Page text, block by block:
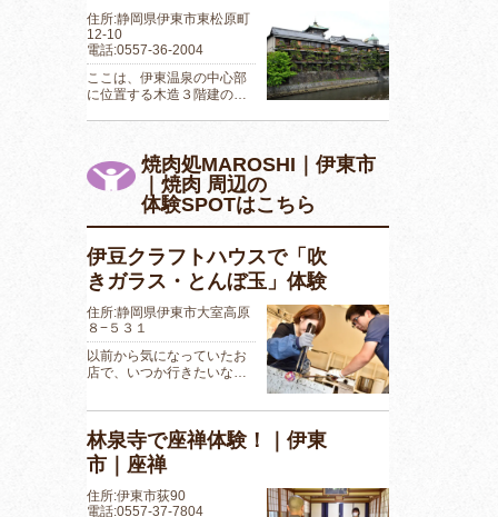
住所:静岡県伊東市東松原町
12-10
電話:0557-36-2004
ここは、伊東温泉の中心部
に位置する木造３階建の…
焼肉処MAROSHI｜伊東市
｜焼肉 周辺の
体験SPOTはこちら
伊豆クラフトハウスで「吹
きガラス・とんぼ玉」体験
住所:静岡県伊東市大室高原
８−５３１
以前から気になっていたお
店で、いつか行きたいな…
林泉寺で座禅体験！｜伊東
市｜座禅
住所:伊東市荻90
電話:0557-37-7804